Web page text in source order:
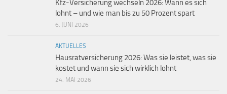
Kfz-Versicherung wechseln 2026: Wann es sich
lohnt – und wie man bis zu 50 Prozent spart
6. JUNI 2026
AKTUELLES
Hausratversicherung 2026: Was sie leistet, was sie
kostet und wann sie sich wirklich lohnt
24. MAI 2026